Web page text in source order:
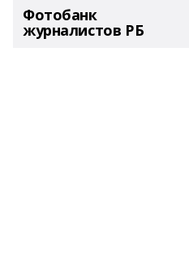
Фотобанк
журналистов РБ